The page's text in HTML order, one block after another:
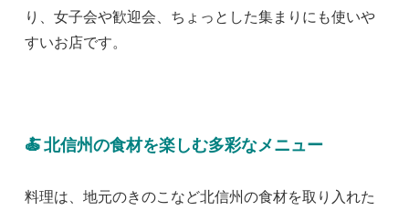
り、女子会や歓迎会、ちょっとした集まりにも使いや
すいお店です。
🍝 北信州の食材を楽しむ多彩なメニュー
料理は、地元のきのこなど北信州の食材を取り入れた